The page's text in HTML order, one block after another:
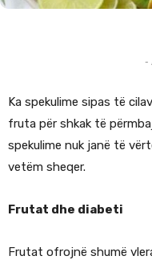
-
Ka spekulime sipas të
fruta për shkak të
spekulime nuk janë të
vetëm sheqer.
Frutat dhe diabeti
Frutat ofrojnë shumë